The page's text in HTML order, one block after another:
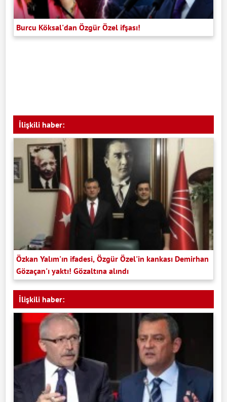
Burcu Köksal'dan Özgür Özel ifşası!
İlişkili haber:
Özkan Yalım'ın ifadesi, Özgür Özel'in kankası Demirhan
Gözaçan'ı yaktı! Gözaltına alındı
İlişkili haber: